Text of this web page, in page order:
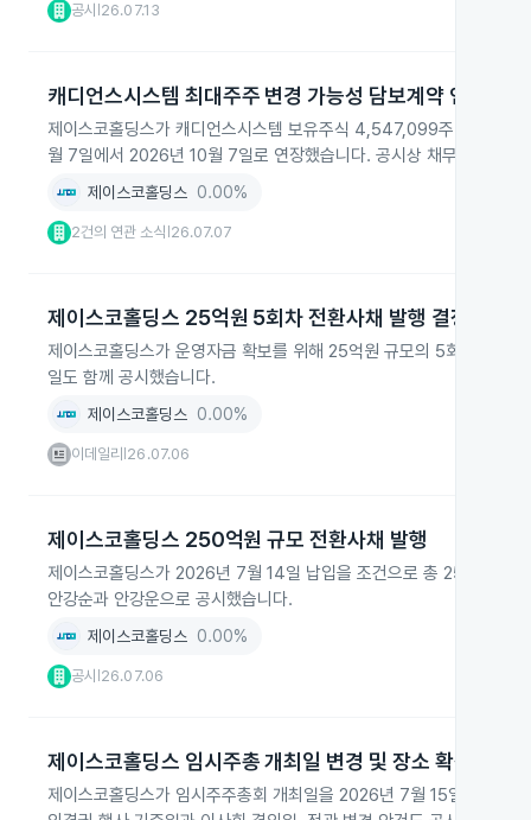
공시 26.07.13
캐디언스시스템 최대주주 변경 가능성 담보계약 연장
제이스코홀딩스가 캐디언스시스템 보유주식 4,547,099주(6.14%)
월 7일에서 2026년 10월 7일로 연장했습니다. 공시상 채무금액은
제이스코홀딩스 0.00%
2건의 연관 소식 26.07.07
제이스코홀딩스 25억원 5회차 전환사채 발행 결정
제이스코홀딩스가 운영자금 확보를 위해 25억원 규모의 5회차 무보
일도 함께 공시했습니다.
제이스코홀딩스 0.00%
이데일리 26.07.06
제이스코홀딩스 250억원 규모 전환사채 발행
제이스코홀딩스가 2026년 7월 14일 납입을 조건으로 총 250억원
안강순과 안강운으로 공시했습니다.
제이스코홀딩스 0.00%
공시 26.07.06
제이스코홀딩스 임시주총 개최일 변경 및 장소 확정
제이스코홀딩스가 임시주주총회 개최일을 2026년 7월 15일에서